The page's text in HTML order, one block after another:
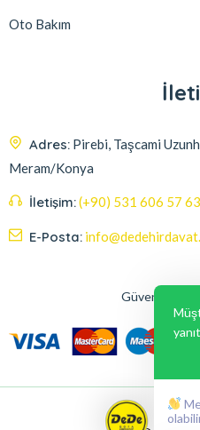
Oto Bakım
Adres: Pirebi, Taşcami
Meram/Konya
İletişim:(+90) 531 606 57 63
E-Posta:
Güvenli